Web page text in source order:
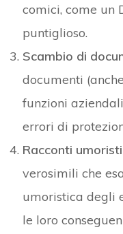
comici, come un
puntiglioso.
Scambio di
documenti
funzioni
errori di
Racconti
verosimili che
umoristica degli
le loro